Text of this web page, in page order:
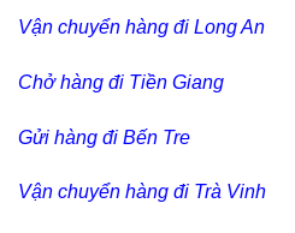
Vận chuyển hàng đi Long An
Chở hàng đi Tiền Giang
Gửi hàng đi Bến Tre
Vận chuyển hàng đi Trà Vinh